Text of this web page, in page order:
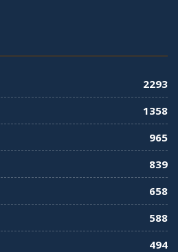
2293
1358
965
839
658
588
494